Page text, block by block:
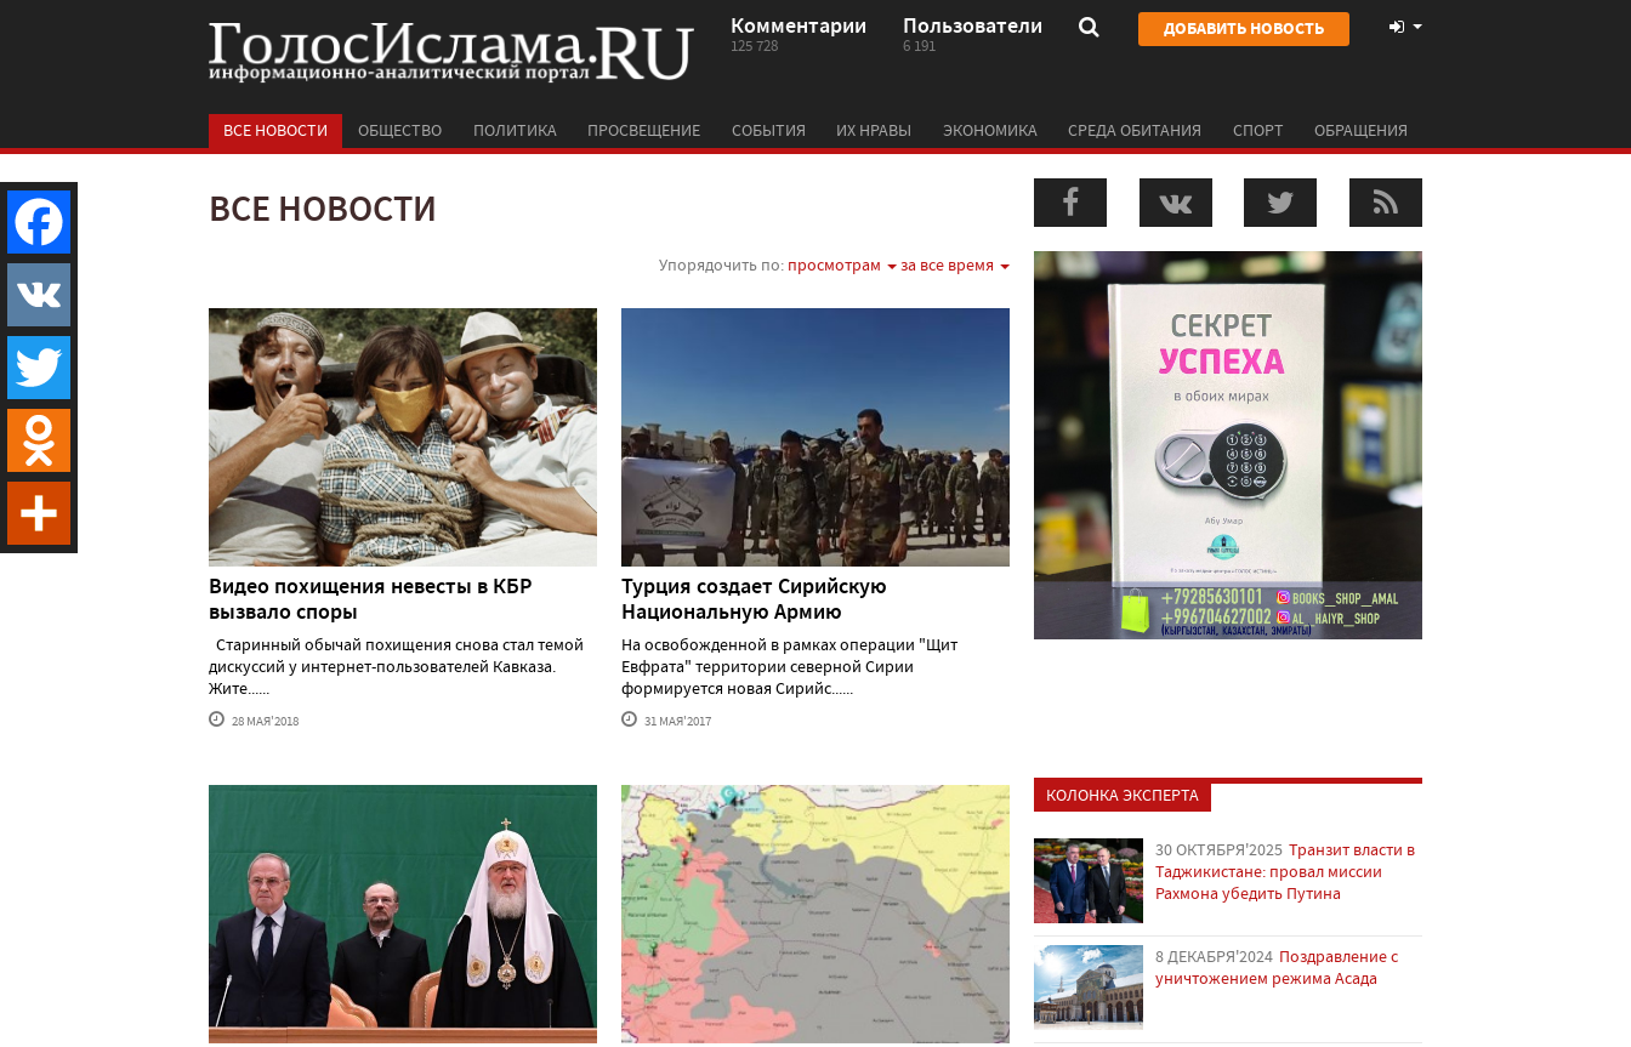
Комментарии
125 728
Пользователи
6 191
ДОБАВИТЬ НОВОСТЬ
ВСЕ НОВОСТИ ОБЩЕСТВО ПОЛИТИКА ПРОСВЕЩЕНИЕ СОБЫТИЯ ИХ НРАВЫ ЭКОНОМИКА СРЕДА ОБИТАНИЯ СПОРТ ОБРАЩЕНИЯ
ВСЕ НОВОСТИ
Упорядочить по: просмотрам за все время
Видео похищения невесты в КБР
вызвало споры
Старинный обычай похищения снова стал темой
дискуссий у интернет-пользователей Кавказа.
Жите......
28 МАЯ'2018
Турция создает Сирийскую
Национальную Армию
На освобожденной в рамках операции "Щит
Евфрата" территории северной Сирии
формируется новая Сирийс......
31 МАЯ'2017
КОЛОНКА ЭКСПЕРТА
30 ОКТЯБРЯ'2025 Транзит власти в
Таджикистане: провал миссии
Рахмона убедить Путина
8 ДЕКАБРЯ'2024 Поздравление с
уничтожением режима Асада
Facebook
VK
Twitter
Odnoklassniki